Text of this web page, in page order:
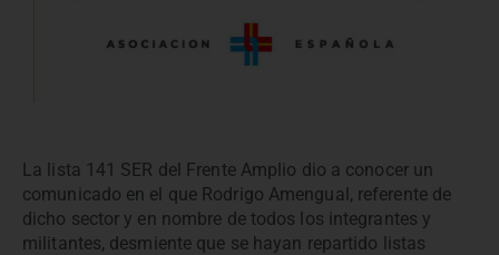
La lista 141 SER del Frente Amplio dio a conocer un
comunicado en el que Rodrigo Amengual, referente de
dicho sector y en nombre de todos los integrantes y
militantes, desmiente que se hayan repartido listas